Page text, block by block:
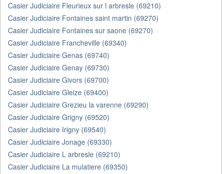
Casier Judiciaire Fleurieux sur l arbresle (69210)
Casier Judiciaire Fontaines saint martin (69270)
Casier Judiciaire Fontaines sur saone (69270)
Casier Judiciaire Francheville (69340)
Casier Judiciaire Genas (69740)
Casier Judiciaire Genay (69730)
Casier Judiciaire Givors (69700)
Casier Judiciaire Gleize (69400)
Casier Judiciaire Grezieu la varenne (69290)
Casier Judiciaire Grigny (69520)
Casier Judiciaire Irigny (69540)
Casier Judiciaire Jonage (69330)
Casier Judiciaire L arbresle (69210)
Casier Judiciaire La mulatiere (69350)